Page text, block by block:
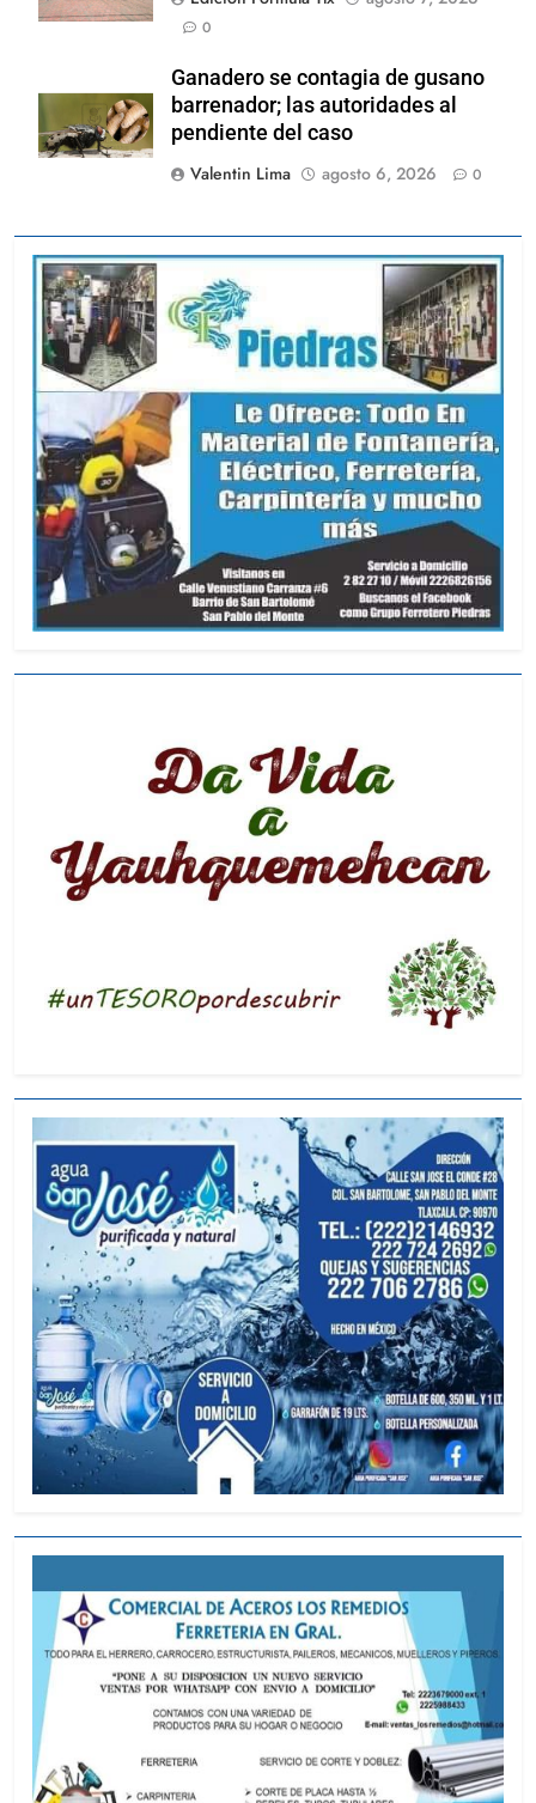
0
Ganadero se contagia de gusano
barrenador; las autoridades al
pendiente del caso
Valentin Lima
agosto 6, 2026 0